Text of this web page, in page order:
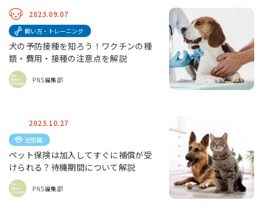
2023.09.07
飼い方・トレーニング
犬の予防接種を知ろう！ワクチンの種
類・費用・接種の注意点を解説
PNS編集部
2023.10.27
豆知識
ペット保険は加入してすぐに補償が受
けられる？待機期間について解説
PNS編集部